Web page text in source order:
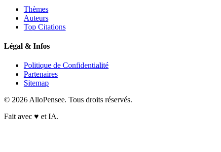
Thèmes
Auteurs
Top Citations
Légal & Infos
Politique de Confidentialité
Partenaires
Sitemap
© 2026 AlloPensee. Tous droits réservés.
Fait avec ♥ et IA.